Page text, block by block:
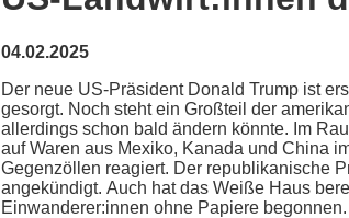
04.02.2025
Der neue US-Präsident Donald Trump ist
gesorgt. Noch steht ein Großteil der
allerdings schon bald ändern könnte. Im
auf Waren aus Mexiko, Kanada und China
Gegenzöllen reagiert. Der republikanische
angekündigt. Auch hat das Weiße Haus
Einwanderer:innen ohne Papiere begonnen.